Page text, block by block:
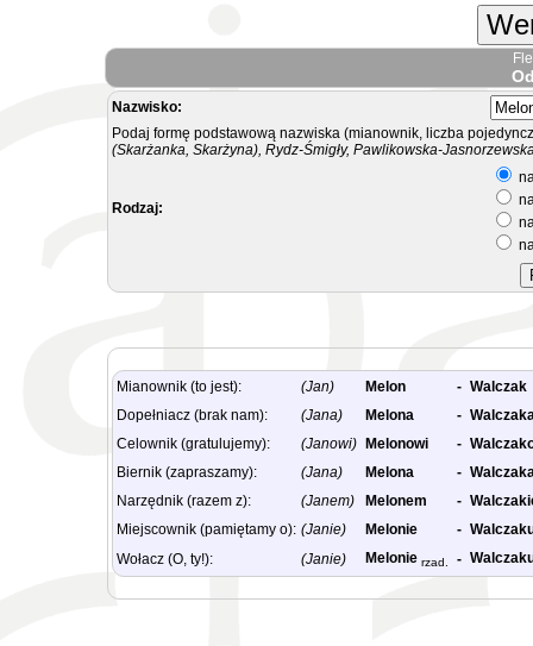
Nazwisko:
Podaj formę podstawową nazwiska (mianownik, liczba
(Skarżanka, Skarżyna), Rydz-Śmigły, Pawlikowska-
Rodzaj:
Mianownik (to jest): (Jan) Melon - Walczak
Dopełniacz (brak nam):
(Jana) Melona -
Celownik (gratulujemy):
(Janowi) Melonowi -
Biernik (zapraszamy):
(Jana) Melona -
Narzędnik (razem z):
(Janem) Melonem -
Miejscownik (pamiętamy o): (Janie) Melonie -
Wołacz (O, ty!):
(Janie) Melonie rzad. -